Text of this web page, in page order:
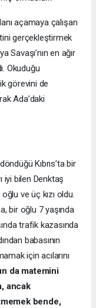
açamaya çalışan
gerçekleştirmek
en ağır
Okuduğu
görevini de
Ada’daki
Kıbrıs’ta bir
iyi bilen Denktaş
oğlu ve üç kızı oldu.
bir oğlu 7 yaşında
trafik kazasında
babasının
için acılarını
da matemini
ancak
bende,